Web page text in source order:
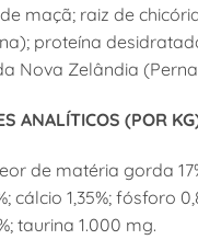
maçã; raiz de
proteína
Nova Zelândia
ANALÍTICOS (POR
de matéria gorda
cálcio 1,35%; fósforo
taurina 1.000 mg.